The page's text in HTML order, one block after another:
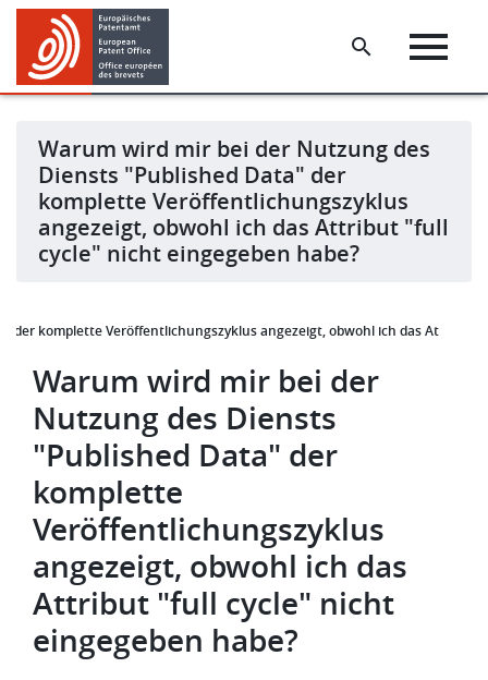
Skip
main
content
Skip
footer
Warum wird mir bei der Nutzung des
Diensts "Published Data" der
komplette Veröffentlichungszyklus
angezeigt, obwohl ich das Attribut "full
cycle" nicht eingegeben habe?
der komplette Veröffentlichungszyklus angezeigt, obwohl ich das Attribut
Warum wird mir bei der
Nutzung des Diensts
"Published Data" der
komplette
Veröffentlichungszyklus
angezeigt, obwohl ich das
Attribut "full cycle" nicht
eingegeben habe?